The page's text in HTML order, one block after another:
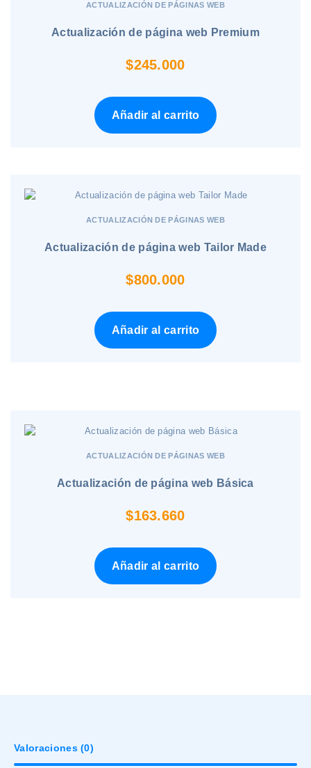
ACTUALIZACIÓN DE PÁGINAS WEB
Actualización de página web Premium
$245.000
Añadir al carrito
ACTUALIZACIÓN DE PÁGINAS WEB
Actualización de página web Tailor Made
$800.000
Añadir al carrito
ACTUALIZACIÓN DE PÁGINAS WEB
Actualización de página web Básica
$163.660
Añadir al carrito
Valoraciones (0)